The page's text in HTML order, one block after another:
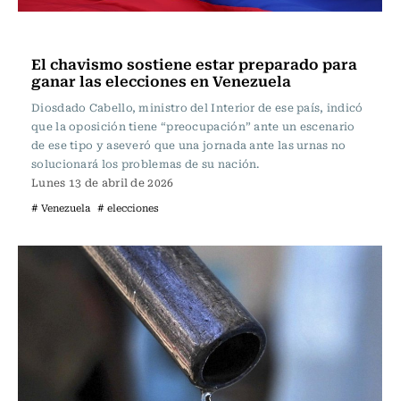
El chavismo sostiene estar preparado para
ganar las elecciones en Venezuela
Diosdado Cabello, ministro del Interior de ese país, indicó
que la oposición tiene “preocupación” ante un escenario
de ese tipo y aseveró que una jornada ante las urnas no
solucionará los problemas de su nación.
Lunes 13 de abril de 2026
# Venezuela # elecciones